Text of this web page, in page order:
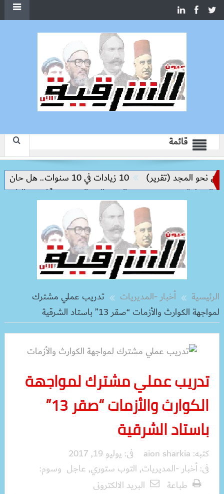
قائمة
المجد (تقرير)
10 زيادات في 10 سنوات.. هل حان الوقت لرفع دعم البنزين نهائيا؟
خفض سعر السكر الحر إلى 25 جنيهًا.. بدء الطرح غدًا بالمجمعات الاستهلاكية
الرئيسية أخبار -المديريات
تدريب عملي مشترك
لمواجهة الكوارث والأزمات “صقر 13” باستاد الشرقية
تدريب عملي مشترك لمواجهة
الكوارث والأزمات “صقر 13”
باستاد الشرقية
كتبه: aion sharkia فى: يوليو 19, 2017
فى:أخبار -المديريات, التوب ستوري, عاجل وسوم:
طباعة
البريد الالكترونى